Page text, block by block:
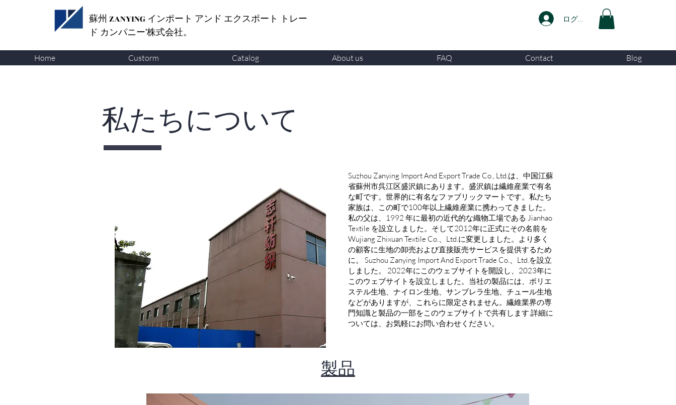
蘇州 ZANYING インポート アンド エクスポート トレー
ド カンパニー'株式会社。
ログイン
Home Custorm Catalog About us FAQ Contact Blog
​私たちについて
Suzhou Zanying Import And Export Trade Co., Ltd.は、中国江蘇
省蘇州市呉江区盛沢鎮にあります。盛沢鎮は繊維産業で有名
な町です。世界的に有名なファブリックマートです。私たち
家族は、この町で100年以上繊維産業に携わってきました。
私の父は、1992 年に最初の近代的な織物工場である Jianhao
Textile を設立しました。そして2012年に正式にその名前を
Wujiang Zhixuan Textile Co.、Ltd.に変更しました。より多く
の顧客に生地の卸売および直接販売サービスを提供するため
に。 Suzhou Zanying Import And Export Trade Co.、Ltd.を設立
しました。 2022年にこのウェブサイトを開設し、2023年に
このウェブサイトを設立しました。当社の製品には、ポリエ
ステル生地、ナイロン生地、サンブレラ生地、チュール生地
などがありますが、これらに限定されません。繊維業界の専
門知識と製品の一部をこのウェブサイトで共有します.詳細に
ついては、お気軽にお問い合わせください。
​製品